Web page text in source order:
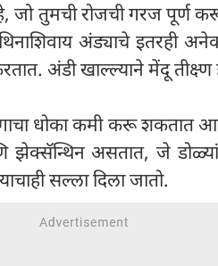
जो तुमची रोजची गरज पूर्ण
अंड्याचे इतरही
अंडी खाल्ल्याने मेंदू तीक्ष्ण
धोका कमी करू शकतात
असतात, जे
सल्ला दिला जातो.